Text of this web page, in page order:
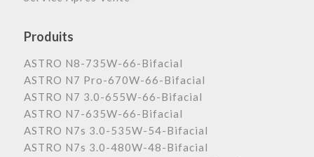
Produits
ASTRO N8-735W-66-Bifacial
ASTRO N7 Pro-670W-66-Bifacial
ASTRO N7 3.0-655W-66-Bifacial
ASTRO N7-635W-66-Bifacial
ASTRO N7s 3.0-535W-54-Bifacial
ASTRO N7s 3.0-480W-48-Bifacial